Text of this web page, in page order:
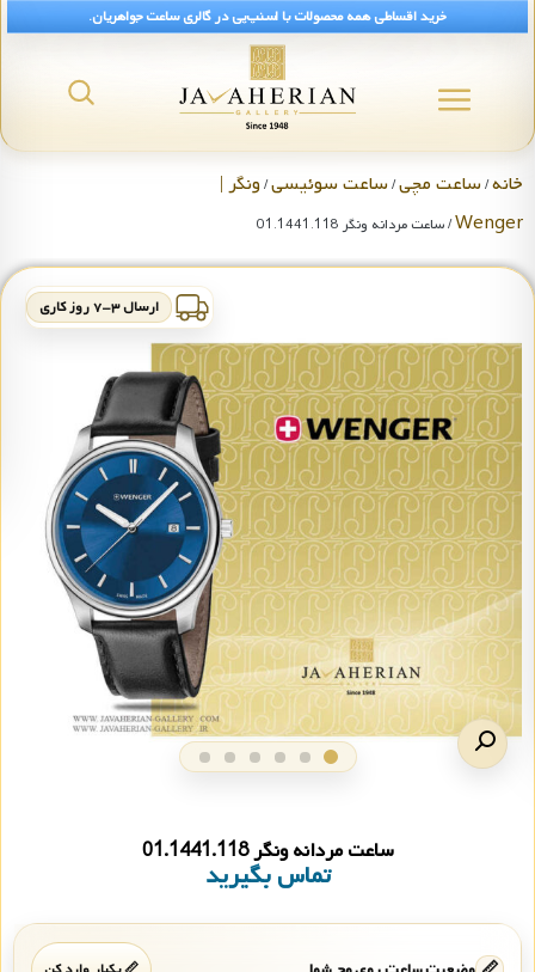
خرید اقساطی همه محصولات با اسنپ‌پی در گالری ساعت جواهریان.
خانه/ساعت مچی/ساعت سوئیسی/ونگر |
Wenger/ ساعت مردانه ونگر 01.1441.118
ارسال ۳-۷ روز کاری
ساعت مردانه ونگر 01.1441.118
تماس بگیرید